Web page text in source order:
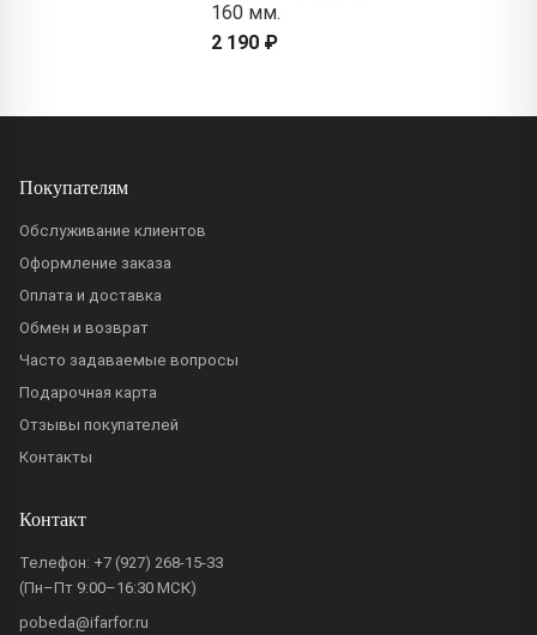
160 мм.
2 190 ₽
Покупателям
Обслуживание клиентов
Оформление заказа
Оплата и доставка
Обмен и возврат
Часто задаваемые вопросы
Подарочная карта
Отзывы покупателей
Контакты
Контакт
Телефон: +7 (927) 268-15-33
(Пн–Пт 9:00–16:30 МСК)
pobeda@ifarfor.ru